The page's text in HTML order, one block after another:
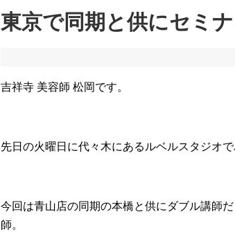
東京で同期と供にセミナ
吉祥寺 美容師 松岡です。
先日の火曜日に代々木にあるルベルスタジオ
今回は青山店の同期の本橋と供にダブル講師
師。